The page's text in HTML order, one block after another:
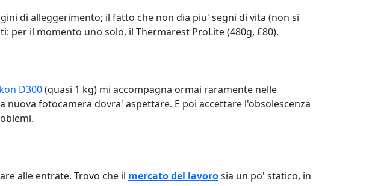
di alleggerimento; il fatto che non dia piu' segni di vita (non si
per il momento uno solo, il Thermarest ProLite (480g, £80).
D300(quasi 1 kg) mi accompagna ormai raramente nelle
fotocamera dovra' aspettare. E poi accettare l'obsolescenza
alle entrate. Trovo che il mercato del lavorosia un po' statico, in